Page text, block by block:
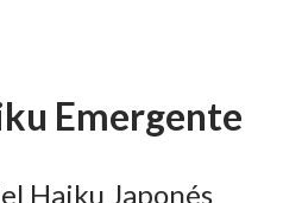
Emergente
Haiku Japonés